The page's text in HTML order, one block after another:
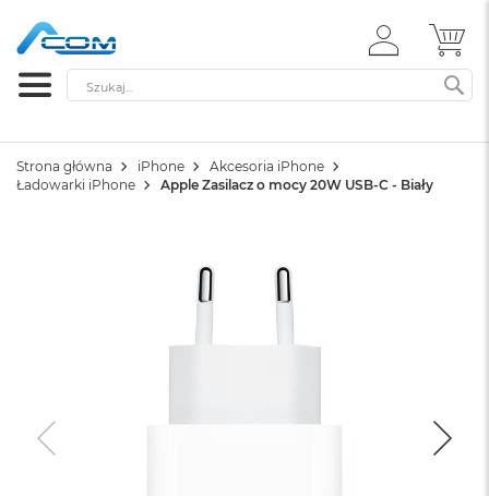
ZALOGUJ
SIĘ
Szukaj
Strona główna iPhone
Akcesoria iPhone
Ładowarki iPhone
Apple Zasilacz o mocy 20W USB-C - Biały